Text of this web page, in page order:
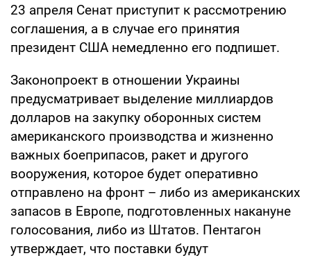
23 апреля Сенат приступит к рассмотрению
соглашения, а в случае его принятия
президент США немедленно его подпишет.
Законопроект в отношении Украины
предусматривает выделение миллиардов
долларов на закупку оборонных систем
американского производства и жизненно
важных боеприпасов, ракет и другого
вооружения, которое будет оперативно
отправлено на фронт – либо из американских
запасов в Европе, подготовленных накануне
голосования, либо из Штатов. Пентагон
утверждает, что поставки будут